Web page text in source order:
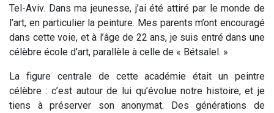
Tel-Aviv. Dans ma jeunesse, j’ai été attiré par le monde de
l’art, en particulier la peinture. Mes parents m’ont encouragé
dans cette voie, et à l’âge de 22 ans, je suis entré dans une
célèbre école d’art, parallèle à celle de « Bétsalel. »
La figure centrale de cette académie était un peintre
célèbre : c’est autour de lui qu’évolue notre histoire, et je
tiens à préserver son anonymat. Des générations de